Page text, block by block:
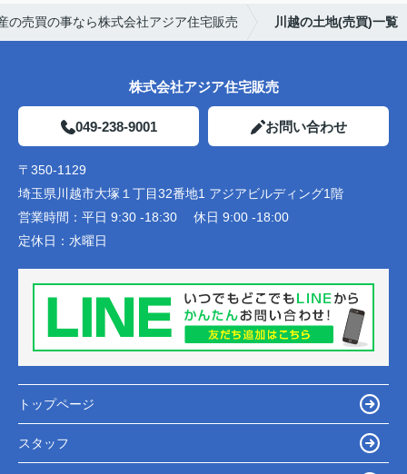
の売買の事なら株式会社アジア住宅販売 川越の土地(売買)一覧
株式会社アジア住宅販売
049-238-9001 お問い合わせ
〒350-1129
埼玉県川越市大塚１丁目32番地1 アジアビルディング1階
営業時間： 平日 9:30 -18:30 休日 9:00 -18:00
定休日： 水曜日
トップページ
スタッフ